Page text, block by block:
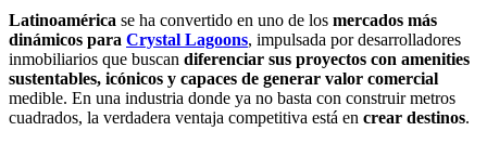
Latinoamérica se ha convertido en uno de los mercados más
dinámicos para Crystal Lagoons, impulsada por desarrolladores
inmobiliarios que buscan diferenciar sus proyectos con amenities
sustentables, icónicos y capaces de generar valor comercial
medible. En una industria donde ya no basta con construir metros
cuadrados, la verdadera ventaja competitiva está en crear destinos.